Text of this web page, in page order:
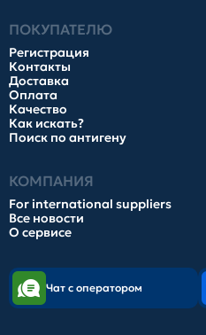
ПОКУПАТЕЛЮ
Регистрация
Контакты
Доставка
Оплата
Качество
Как искать?
Поиск по антигену
КОМПАНИЯ
For international suppliers
Все новости
О сервисе
Чат с оператором